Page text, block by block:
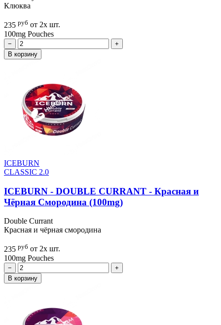
Клюква
235 руб от 2х шт.
100mg Pouches
−
+
В корзину
ICEBURN
CLASSIC 2.0
ICEBURN - DOUBLE CURRANT - Красная и
Чёрная Смородина (100mg)
Double Currant
Красная и чёрная смородина
235 руб от 2х шт.
100mg Pouches
−
+
В корзину